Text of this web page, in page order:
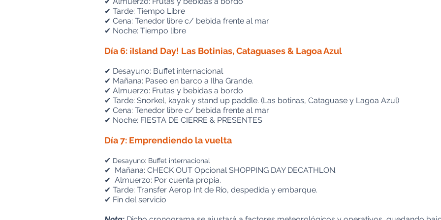
✔ Tarde: Tiempo Libre
✔ Cena: Tenedor libre c/ bebida frente al mar
✔ Noche: Tiempo libre
Día 6: ¡Island Day! Las Botinias, Cataguases & Lagoa Azul
✔ Desayuno: Buffet internacional
✔ Mañana: Paseo en barco a Ilha Grande.
✔ Almuerzo: Frutas y bebidas a bordo
✔ Tarde: Snorkel, kayak y stand up paddle. (Las botinas, Cataguase y Lagoa Azul)
✔ Cena: Tenedor libre c/ bebida frente al mar
✔ Noche: FIESTA DE CIERRE & PRESENTES
Día 7: Emprendiendo la vuelta
✔ Desayuno: Buffet internacional
✔ Mañana: CHECK OUT Opcional SHOPPING DAY DECATHLON.
✔ Almuerzo: Por cuenta propia.
✔ Tarde: Transfer Aerop Int de Río, despedida y embarque.
✔ Fin del servicio